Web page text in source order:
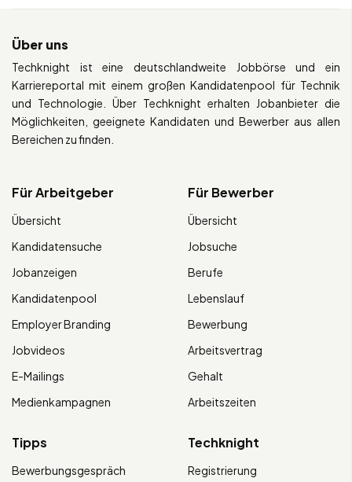
Über uns
Techknight ist eine deutschlandweite Jobbörse und ein
Karriereportal mit einem großen Kandidatenpool für Technik
und Technologie. Über Techknight erhalten Jobanbieter die
Möglichkeiten, geeignete Kandidaten und Bewerber aus allen
Bereichen zu finden.
Für Arbeitgeber
Übersicht
Kandidatensuche
Jobanzeigen
Kandidatenpool
Employer Branding
Jobvideos
E-Mailings
Medienkampagnen
Für Bewerber
Übersicht
Jobsuche
Berufe
Lebenslauf
Bewerbung
Arbeitsvertrag
Gehalt
Arbeitszeiten
Tipps
Bewerbungsgespräch
Techknight
Registrierung